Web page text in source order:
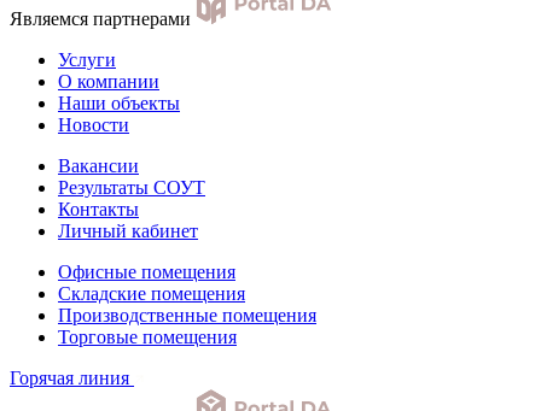
Являемся партнерами
Услуги
О компании
Наши объекты
Новости
Вакансии
Результаты СОУТ
Контакты
Личный кабинет
Офисные помещения
Складские помещения
Производственные помещения
Торговые помещения
Горячая линия